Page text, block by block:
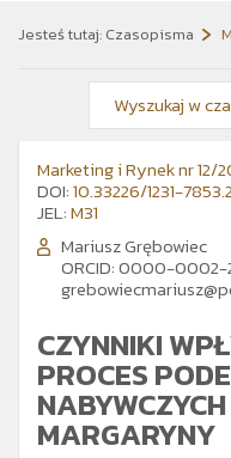
Jesteś tutaj: Czasopisma
Marketing i Rynek nr 12/
DOI:10.33226/1231-
JEL:M31
Mariusz Grębowiec
ORCID: 0000-0002-
CZYNNIKI
PROCES
MARGARYNY